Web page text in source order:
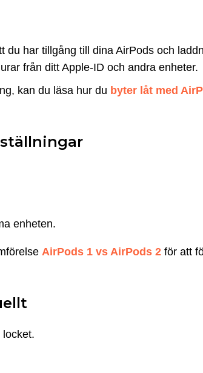
har tillgång till dina AirPods och
från ditt Apple-ID och andra enheter.
kan du läsa hur du byter låt med
enheten.
AirPods 1 vs AirPods 2 för att
locket.